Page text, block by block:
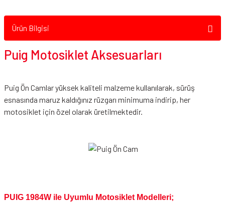
Ürün Bilgisi
Puig Motosiklet Aksesuarları
Puig Ön Camlar yüksek kaliteli malzeme kullanılarak, sürüş
esnasında maruz kaldığınız rüzgarı minimuma indirip, her
motosiklet için özel olarak üretilmektedir.
PUIG 1984W ile Uyumlu Motosiklet Modelleri;